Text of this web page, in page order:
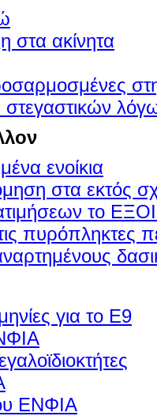
στα ακίνητα
στεγαστικών
ενοίκια
στα εκτός
το
πυρόπληκτες
για το Ε9
ΕΝΦΙΑ